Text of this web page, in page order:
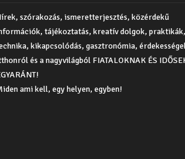
szórakozás, ismeretterjesztés, közérdekű
tájékoztatás, kreatív dolgok, praktikák,
kikapcsolódás, gasztronómia,
és a nagyvilágból FIATALOKNAK ÉS
ami kell, egy helyen, egyben!